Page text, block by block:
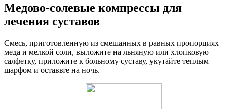
Медово-солевые компрессы для
лечения суставов
Смесь, приготовленную из смешанных в равных пропорциях
меда и мелкой соли, выложите на льняную или хлопковую
салфетку, приложите к больному суставу, укутайте теплым
шарфом и оставьте на ночь.